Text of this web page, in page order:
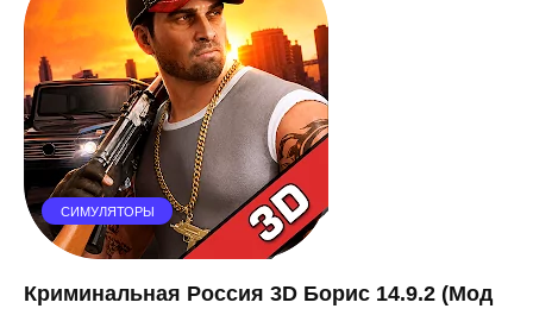
СИМУЛЯТОРЫ
Криминальная Россия 3D Борис 14.9.2 (Мод